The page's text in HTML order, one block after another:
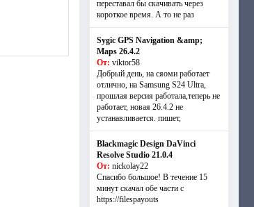
переставал бы скачивать через
короткое время. А то не раз
Sygic GPS Navigation &amp;
Maps 26.4.2
От: viktor58
Добрый день, на сяоми работает
отлично, на Samsung S24 Ultra,
прошлая версия работала,теперь не
работает, новая 26.4.2 не
устанавливается. пишет,
Blackmagic Design DaVinci
Resolve Studio 21.0.4
От: nickolay22
Спасибо большое! В течение 15
минут скачал обе части с
https://filespayouts